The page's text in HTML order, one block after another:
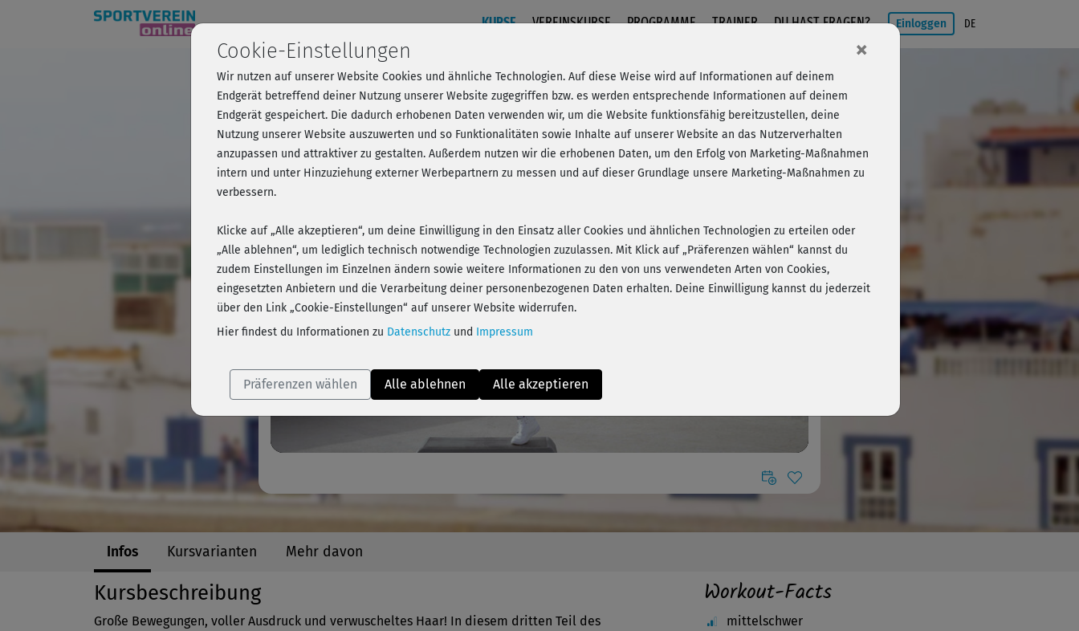
KURSE VEREINSKURSE PROGRAMME TRAINER DU HAST FRAGEN? Einloggen DE
Marcels Step Workout 3 - Teil 3
Play
Video
Kursvorschau - Anmelden und alles trainieren! Einloggen
Infos Kursvarianten Mehr davon
Kursbeschreibung
Große Bewegungen, voller Ausdruck und verwuscheltes Haar! In diesem dritten Teil des
Workout-Facts
mittelschwer
Cookie-Einstellungen ×
Wir nutzen auf unserer Website Cookies und ähnliche Technologien. Auf diese Weise wird auf Informationen auf deinem
Endgerät betreffend deiner Nutzung unserer Website zugegriffen bzw. es werden entsprechende Informationen auf deinem
Endgerät gespeichert. Die dadurch erhobenen Daten verwenden wir, um die Website funktionsfähig bereitzustellen, deine
Nutzung unserer Website auszuwerten und so Funktionalitäten sowie Inhalte auf unserer Website an das Nutzerverhalten
anzupassen und attraktiver zu gestalten. Außerdem nutzen wir die erhobenen Daten, um den Erfolg von Marketing-Maßnahmen
intern und unter Hinzuziehung externer Werbepartnern zu messen und auf dieser Grundlage unsere Marketing-Maßnahmen zu
verbessern.
Klicke auf „Alle akzeptieren“, um deine Einwilligung in den Einsatz aller Cookies und ähnlichen Technologien zu erteilen oder
„Alle ablehnen“, um lediglich technisch notwendige Technologien zuzulassen. Mit Klick auf „Präferenzen wählen“ kannst du
zudem Einstellungen im Einzelnen ändern sowie weitere Informationen zu den von uns verwendeten Arten von Cookies,
eingesetzten Anbietern und die Verarbeitung deiner personenbezogenen Daten erhalten. Deine Einwilligung kannst du jederzeit
über den Link „Cookie-Einstellungen“ auf unserer Website widerrufen.
Hier findest du Informationen zu Datenschutz und Impressum
Präferenzen wählen Alle ablehnen Alle akzeptieren